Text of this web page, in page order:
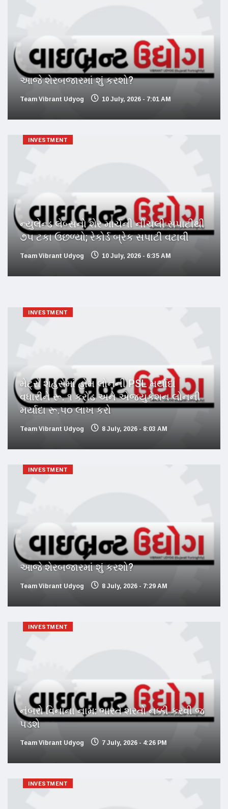
આજે શેરબજારમાં શું કરશો?
Team Vibrant Udyog 10 July, 2026 - 7:01 AM
INVESTMENT
ન્યુલેન્ડ લેબ્સનો શેર માર્ચની નીચલી સપાટીથી
૭૫ ટકા ઉછળ્યો; રેકોર્ડ બ્રેક સપાટી વટાવી
Team Vibrant Udyog 10 July, 2026 - 6:35 AM
INVESTMENT
મેટ્રો શહેરોમાં હોમ લોનની PSL મર્યાદા
વધારીને રૂ. ૧ કરોડ અને એજ્યુકેશન લોનની
મર્યાદા રૂ.૫૦ લાખ કરો
Team Vibrant Udyog 8 July, 2026 - 8:03 AM
INVESTMENT
આજે શેરબજારમાં શું કરશો?
Team Vibrant Udyog 8 July, 2026 - 7:29 AM
INVESTMENT
નંબરો વિનાના નામ: ભારતે શરતો નક્કી કરવી જ
પડશે
Team Vibrant Udyog 7 July, 2026 - 4:26 PM
INVESTMENT